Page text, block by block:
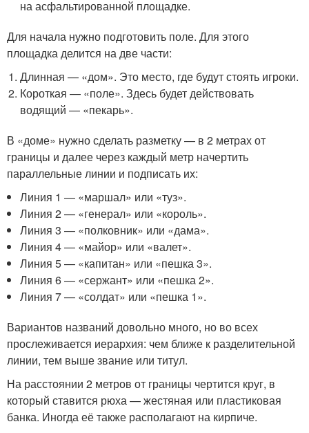
на асфальтированной площадке.
Для начала нужно подготовить поле. Для этого
площадка делится на две части:
Длинная — «дом». Это место, где будут стоять игроки.
Короткая — «поле». Здесь будет действовать
водящий — «пекарь».
В «доме» нужно сделать разметку — в 2 метрах от
границы и далее через каждый метр начертить
параллельные линии и подписать их:
Линия 1 — «маршал» или «туз».
Линия 2 — «генерал» или «король».
Линия 3 — «полковник» или «дама».
Линия 4 — «майор» или «валет».
Линия 5 — «капитан» или «пешка 3».
Линия 6 — «сержант» или «пешка 2».
Линия 7 — «солдат» или «пешка 1».
Вариантов названий довольно много, но во всех
прослеживается иерархия: чем ближе к разделительной
линии, тем выше звание или титул.
На расстоянии 2 метров от границы чертится круг, в
который ставится рюха — жестяная или пластиковая
банка. Иногда её также располагают на кирпиче.